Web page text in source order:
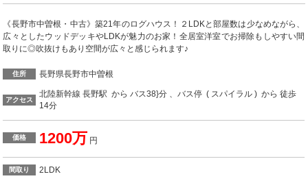
《長野市中曽根・中古》築21年のログハウス！２LDKと部屋数は少なめながら、
広々としたウッドデッキやLDKが魅力のお家！全居室洋室でお掃除もしやすい間
取りに◎吹抜けもあり空間が広々と感じられます♪
住所 長野県長野市中曽根
アクセス
北陸新幹線 長野駅 から バス38}分 、バス停 ( スパイラル ) から 徒歩
14分
価格 1200万 円
間取り 2LDK